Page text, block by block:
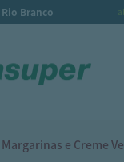
Rio Branco
Margarinas e Creme